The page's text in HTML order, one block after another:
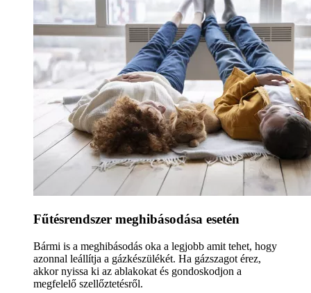
Fűtésrendszer meghibásodása esetén
Bármi is a meghibásodás oka a legjobb amit tehet, hogy
azonnal leállítja a gázkészülékét. Ha gázszagot érez,
akkor nyissa ki az ablakokat és gondoskodjon a
megfelelő szellőztetésről.